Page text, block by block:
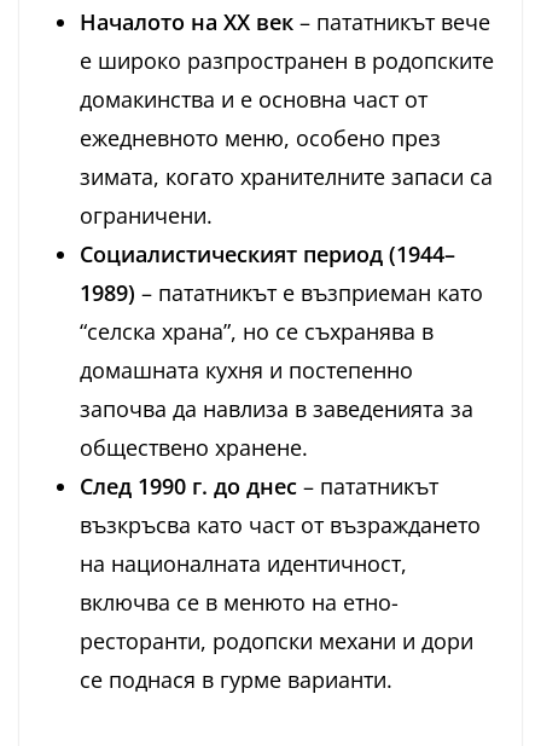
Началото на XX век – пататникът вече
е широко разпространен в родопските
домакинства и е основна част от
ежедневното меню, особено през
зимата, когато хранителните запаси са
ограничени.
Социалистическият период (1944–
1989) – пататникът е възприеман като
“селска храна”, но се съхранява в
домашната кухня и постепенно
започва да навлиза в заведенията за
обществено хранене.
След 1990 г. до днес – пататникът
възкръсва като част от възраждането
на националната идентичност,
включва се в менюто на етно-
ресторанти, родопски механи и дори
се поднася в гурме варианти.